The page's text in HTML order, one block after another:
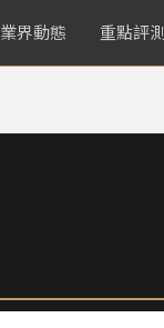
業界動態 重點評測